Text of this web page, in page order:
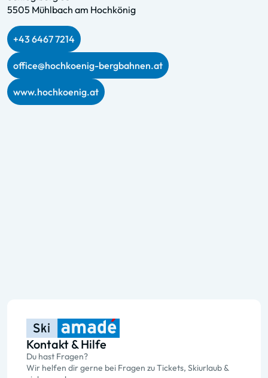
5505 Mühlbach am Hochkönig
+43 6467 7214
office@hochkoenig-bergbahnen.at
www.hochkoenig.at
Kontakt & Hilfe
Du hast Fragen?
Wir helfen dir gerne bei Fragen zu Tickets, Skiurlaub &